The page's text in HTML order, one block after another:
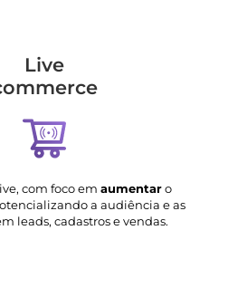
Live
com foco em aumentaro
a audiência e as
leads, cadastros e vendas.